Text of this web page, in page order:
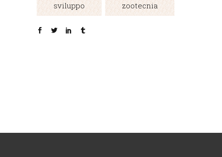
sviluppo zootecnia